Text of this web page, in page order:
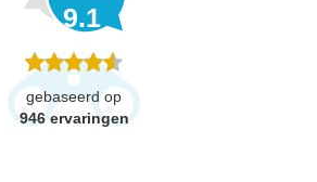
9.1
gebaseerd op
946 ervaringen